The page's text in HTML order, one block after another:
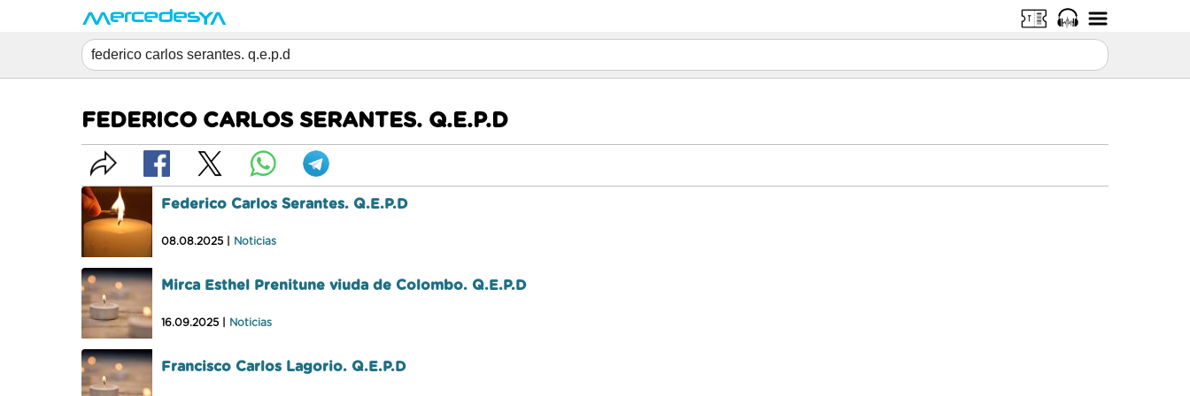
FEDERICO CARLOS SERANTES. Q.E.P.D
Federico Carlos Serantes. Q.E.P.D
08.08.2025 | Noticias
Mirca Esthel Prenitune viuda de Colombo. Q.E.P.D
16.09.2025 | Noticias
Francisco Carlos Lagorio. Q.E.P.D